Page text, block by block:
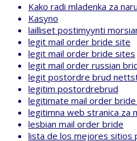
Kako radi mladenka za
Kasyno
lailliset postimyynti
legit mail order bride site
legit mail order bride sites
legit mail order russian
legit postordre brud
legitim postordrebrud
legitimate mail order
legitimna web stranica za
lesbian mail order bride
lista de los mejores sitios